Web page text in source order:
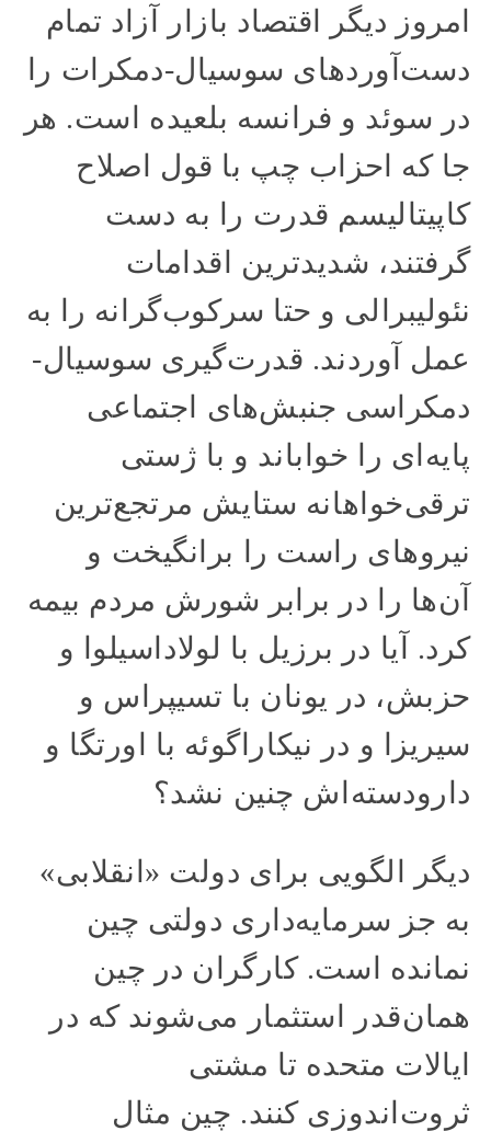
امروز دیگر اقتصاد بازار آزاد تمام
دست‌‌‌آوردهای سوسیال-دمکرات را
در سوئد و فرانسه بلعیده است. هر
جا که احزاب چپ با قول اصلاح
کاپیتالیسم قدرت را به دست
گرفتند، شدیدترین اقدامات
نئولیبرالی و حتا سرکوب‌‌گرانه را به
عمل آوردند. قدرت‌گیری سوسیال-
دمکراسی جنبش‌های اجتماعی
پایه‌ای را خواباند و با ژستی
ترقی‌خواهانه ستایش مرتجع‌ترین
نیروهای راست را برانگیخت و
آن‌ها را در برابر شورش مردم بیمه
کرد. آیا در برزیل با لولاداسیلوا و
حزبش، در یونان با تسیپراس و
سیریزا و در نیکاراگوئه با اورتگا و
دارودسته‌اش چنین نشد؟
دیگر الگویی برای دولت «انقلابی»
به جز سرمایه‌داری دولتی چین
نمانده است. کارگران در چین
همان‌قدر استثمار می‌شوند که در
ایالات متحده تا مشتی
ثروت‌اندوزی کنند. چین مثال